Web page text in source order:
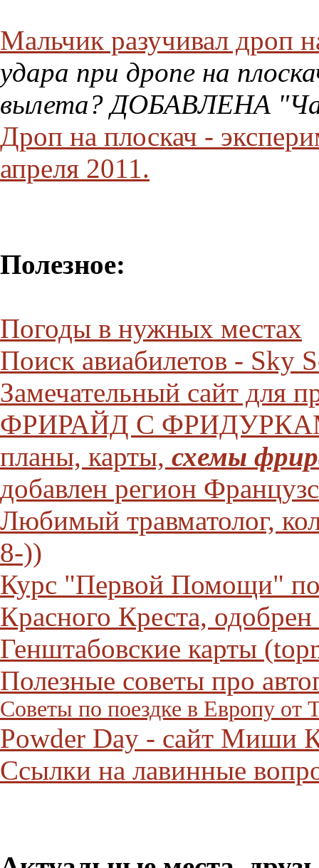
Мальчик разучивал дроп
удара при дропе на
вылета? ДОБАВЛЕНА
Дроп на плоскач -
апреля 2011.
Полезное:
Погоды в нужных местах
Поиск авиабилетов - Sky
Замечательный сайт для
ФРИРАЙД С
планы, карты, схемы
добавлен регион
Любимый травматолог,
8-))
Курс "Первой Помощи"
Красного Креста,
Генштабовские карты
Полезные советы про
Советы по поездке в Европу от
Powder Day - сайт Миши
Ссылки на лавинные